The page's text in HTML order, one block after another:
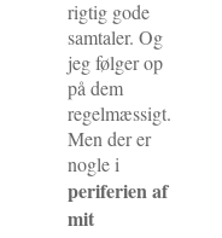
rigtig gode
samtaler. Og
jeg følger op
på dem
regelmæssigt.
Men der er
nogle i
periferien af
mit